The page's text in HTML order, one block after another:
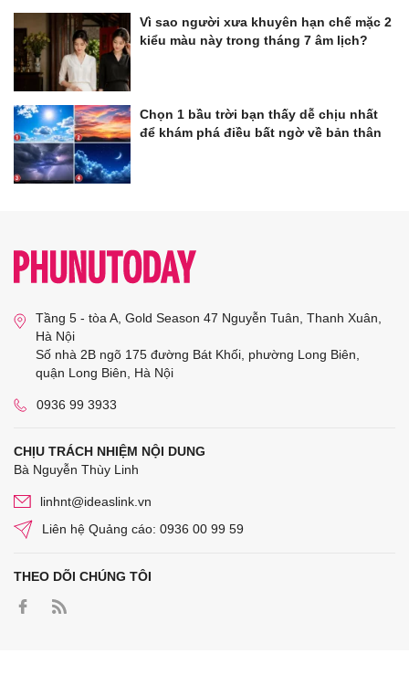
Vì sao người xưa khuyên hạn chế mặc 2
kiểu màu này trong tháng 7 âm lịch?
Chọn 1 bầu trời bạn thấy dễ chịu nhất
để khám phá điều bất ngờ về bản thân
Tầng 5 - tòa A, Gold Season 47 Nguyễn Tuân, Thanh Xuân,
Hà Nội
Số nhà 2B ngõ 175 đường Bát Khối, phường Long Biên,
quận Long Biên, Hà Nội
0936 99 3933
CHỊU TRÁCH NHIỆM NỘI DUNG
Bà Nguyễn Thùy Linh
linhnt@ideaslink.vn
Liên hệ Quảng cáo: 0936 00 99 59
THEO DÕI CHÚNG TÔI